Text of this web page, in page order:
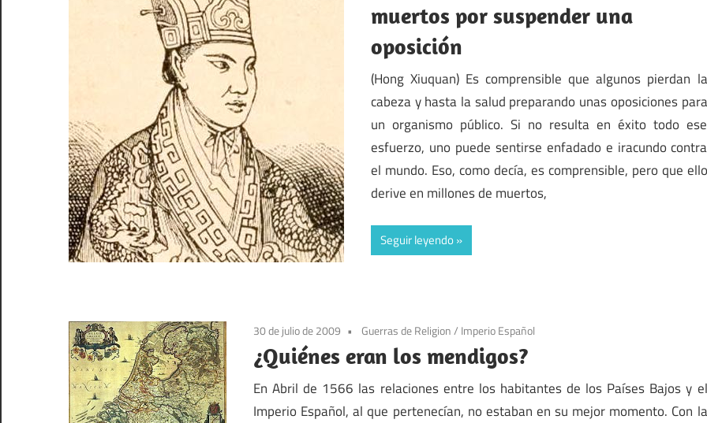
muertos por suspender una
oposición
(Hong Xiuquan) Es comprensible que algunos pierdan la
cabeza y hasta la salud preparando unas oposiciones para
un organismo público. Si no resulta en éxito todo ese
esfuerzo, uno puede sentirse enfadado e iracundo contra
el mundo. Eso, como decía, es comprensible, pero que ello
derive en millones de muertos,
Seguir leyendo
30 de julio de 2009 Guerras de Religion/ Imperio Español
¿Quiénes eran los mendigos?
En Abril de 1566 las relaciones entre los habitantes de los Países Bajos y el
Imperio Español, al que pertenecían, no estaban en su mejor momento. Con la